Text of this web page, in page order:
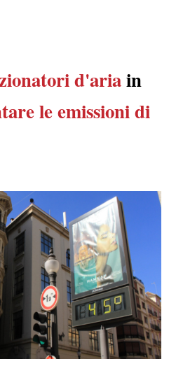
d'ariain
le emissioni di